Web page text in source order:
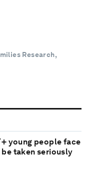
Research,
young people face
taken seriously